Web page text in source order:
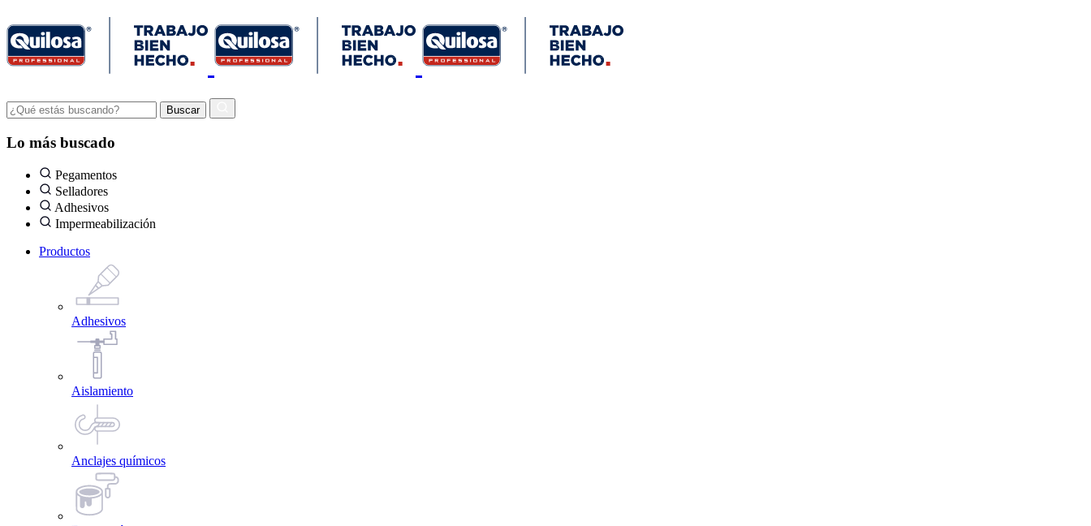
Lo más buscado
Pegamentos
Selladores
Adhesivos
Impermeabilización
Productos
Adhesivos
Aislamiento
Anclajes químicos